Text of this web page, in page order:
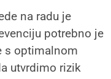
na radu je
potrebno je
s optimalnom
utvrdimo rizik